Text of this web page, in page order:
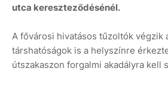
utca kereszteződésénél.
A fővárosi hivatásos tűzoltók végzik
társhatóságok is a helyszínre
útszakaszon forgalmi akadályra kell